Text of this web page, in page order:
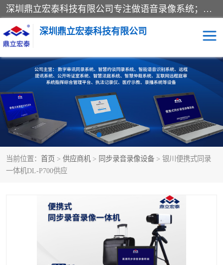
深圳鼎立宏泰科技有限公司专注做语音录像系统；主要服务有：约谈室同步录音录像系统、设计数字询问同步录音录像、数字约谈室同步录音录像、公开听证室、智慧庭审、智能语音识别转写、远程提讯（提审）、记录仪、远程指挥综合管理平台、录播系统等
深圳鼎立宏泰科技有限公司
当前位置： 首页 > 供应商机 > 同步录音录像设备 > 银川便携式同录
一体机DL-P700供应
同步录音录像设备 便携式审讯设备
数字法庭 听证室
远程提讯 语音识别